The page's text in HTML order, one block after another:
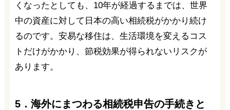
くなったとしても、10年が経過するまでは、世界
中の資産に対して日本の高い相続税がかかり続け
るのです。安易な移住は、生活環境を変えるコス
トだけがかかり、節税効果が得られないリスクが
あります。
5．海外にまつわる相続税申告の手続きと